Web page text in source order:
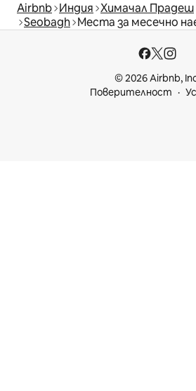
Airbnb Индия Химачал Прадеш
Seobagh Места за месечно
© 2026 Airbnb,
Поверителност